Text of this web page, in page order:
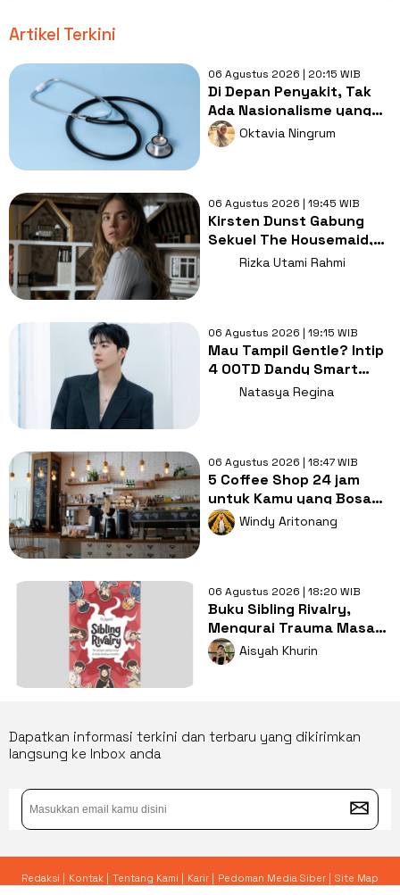
Artikel Terkini
06 Agustus 2026 | 20:15 WIB
Di Depan Penyakit, Tak
Ada Nasionalisme yang
Lebih Penting dari
Kesembuhan
Oktavia Ningrum
06 Agustus 2026 | 19:45 WIB
Kirsten Dunst Gabung
Sekuel The Housemaid,
Intip Sinopsis dan Jadwal
Rizka Utami Rahmi
06 Agustus 2026 | 19:15 WIB
Mau Tampil Gentle? Intip
4 OOTD Dandy Smart
Casual ala Kang Hoon
Natasya Regina
06 Agustus 2026 | 18:47 WIB
5 Coffee Shop 24 jam
untuk Kamu yang Bosan
Nugas di Kos
Windy Aritonang
06 Agustus 2026 | 18:20 WIB
Buku Sibling Rivalry,
Mengurai Trauma Masa
Kecil dan Persaingan
Antarsaudara
Aisyah Khurin
Dapatkan informasi terkini dan terbaru yang dikirimkan
langsung ke Inbox anda
Redaksi | Kontak | Tentang Kami | Karir | Pedoman Media Siber | Site Map